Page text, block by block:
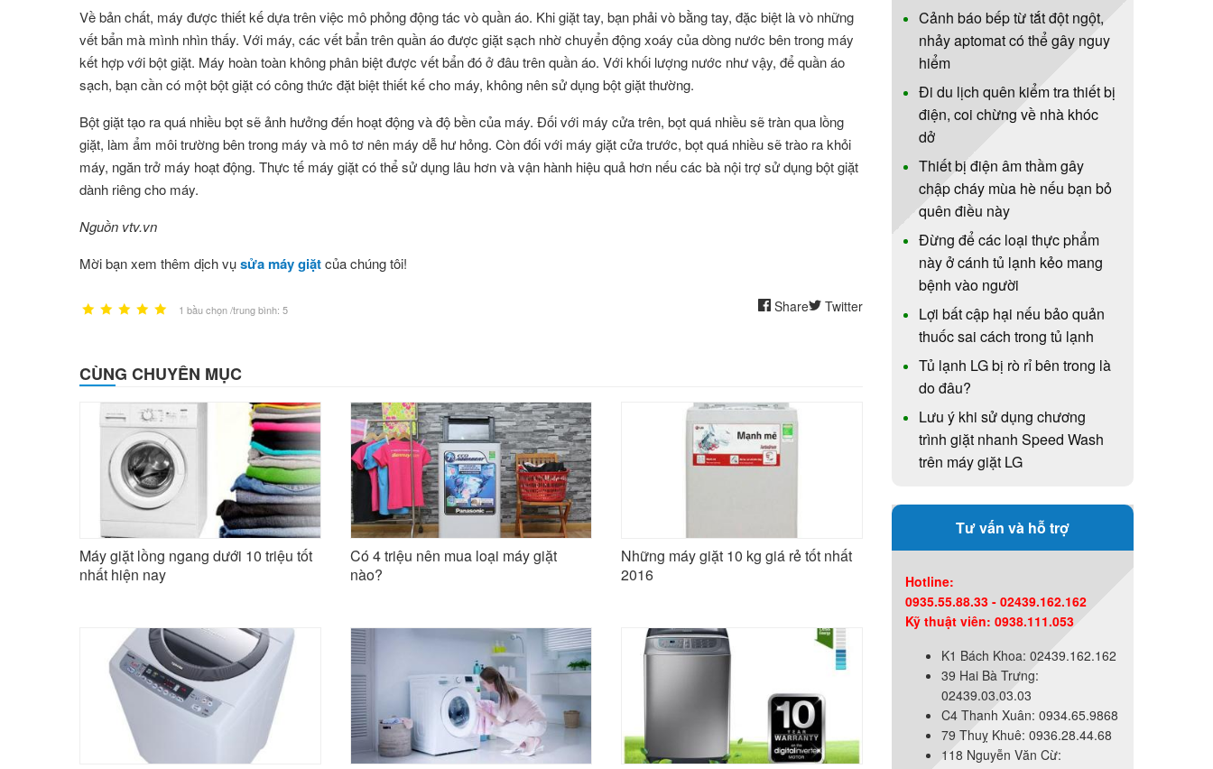
Về bản chất, máy được thiết kế dựa trên việc mô phỏng động tác vò quần áo. Khi giặt tay, bạn phải vò bằng tay, đặc biệt là vò những
vết bẩn mà mình nhìn thấy. Với máy, các vết bẩn trên quần áo được giặt sạch nhờ chuyển động xoáy của dòng nước bên trong máy
kết hợp với bột giặt. Máy hoàn toàn không phân biệt được vết bẩn đó ở đâu trên quần áo. Với khối lượng nước như vậy, để quần áo
sạch, bạn cần có một bột giặt có công thức đặt biệt thiết kế cho máy, không nên sử dụng bột giặt thường.
Bột giặt tạo ra quá nhiều bọt sẽ ảnh hưởng đến hoạt động và độ bền của máy. Đối với máy cửa trên, bọt quá nhiều sẽ tràn qua lồng
giặt, làm ẩm môi trường bên trong máy và mô tơ nên máy dễ hư hỏng. Còn đối với máy giặt cửa trước, bọt quá nhiều sẽ trào ra khỏi
máy, ngăn trở máy hoạt động. Thực tế máy giặt có thể sử dụng lâu hơn và vận hành hiệu quả hơn nếu các bà nội trợ sử dụng bột giặt
dành riêng cho máy.
Nguồn vtv.vn
Mời bạn xem thêm dịch vụsửa máy giặtcủa chúng tôi!
1 bầu chọn /trung bình: 5 Share Twitter
CÙNG CHUYÊN MỤC
Máy giặt lồng ngang dưới 10 triệu tốt
nhất hiện nay
Có 4 triệu nên mua loại máy giặt
nào?
Những máy giặt 10 kg giá rẻ tốt nhất
2016
Cảnh báo bếp từ tắt đột ngột,
nhảy aptomat có thể gây nguy
hiểm
Đi du lịch quên kiểm tra thiết bị
điện, coi chừng về nhà khóc
dở
Thiết bị điện âm thầm gây
chập cháy mùa hè nếu bạn bỏ
quên điều này
Đừng để các loại thực phẩm
này ở cánh tủ lạnh kẻo mang
bệnh vào người
Lợi bất cập hại nếu bảo quản
thuốc sai cách trong tủ lạnh
Tủ lạnh LG bị rò rỉ bên trong là
do đâu?
Lưu ý khi sử dụng chương
trình giặt nhanh Speed Wash
trên máy giặt LG
Tư vấn và hỗ trợ
Hotline:
0935.55.88.33 - 02439.162.162
Kỹ thuật viên: 0938.111.053
K1 Bách Khoa: 02439.162.162
39 Hai Bà Trưng:
02439.03.03.03
C4 Thanh Xuân: 0934.65.9868
79 Thuỵ Khuê: 0936.28.44.68
118 Nguyễn Văn Cừ: